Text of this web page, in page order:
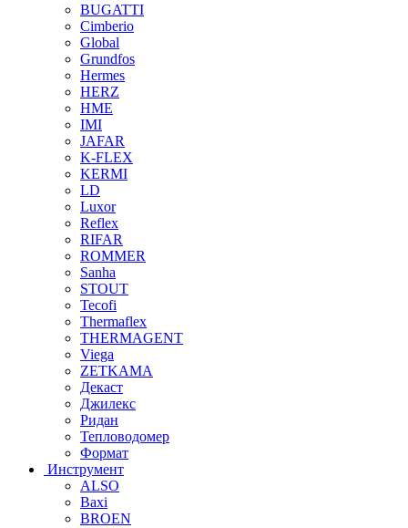
BUGATTI
Cimberio
Global
Grundfos
Hermes
HERZ
HME
IMI
JAFAR
K-FLEX
KERMI
LD
Luxor
Reflex
RIFAR
ROMMER
Sanha
STOUT
Tecofi
Thermaflex
THERMAGENT
Viega
ZETKAMA
Декаст
Джилекс
Ридан
Тепловодомер
Формат
Инструмент
ALSO
Baxi
BROEN